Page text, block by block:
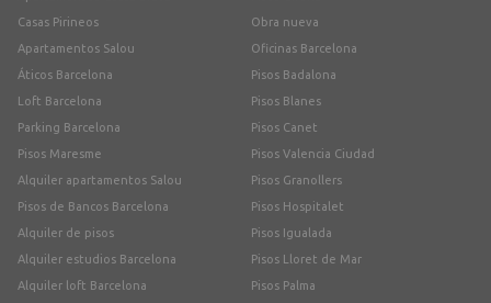
Casas Pirineos
Apartamentos Salou
Áticos Barcelona
Loft Barcelona
Parking Barcelona
Pisos Maresme
Alquiler apartamentos Salou
Pisos de Bancos Barcelona
Alquiler de pisos
Alquiler estudios Barcelona
Alquiler loft Barcelona
Obra nueva
Oficinas Barcelona
Pisos Badalona
Pisos Blanes
Pisos Canet
Pisos Valencia Ciudad
Pisos Granollers
Pisos Hospitalet
Pisos Igualada
Pisos Lloret de Mar
Pisos Palma